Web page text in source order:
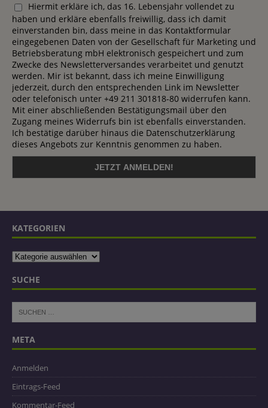
Hiermit erkläre ich, das 16. Lebensjahr vollendet zu
haben und erkläre ebenfalls freiwillig, dass ich damit
einverstanden bin, dass meine in das Kontaktformular
eingegebenen Daten von der Gesellschaft für Marketing und
Betriebsberatung mbH elektronisch gespeichert und zum
Zwecke des Newsletterversandes verarbeitet und genutzt
werden. Mir ist bekannt, dass ich meine Einwilligung
jederzeit, durch den entsprechenden Link im Newsletter
oder telefonisch unter +49 211 301818-80 widerrufen kann.
Mit einer abschließenden Bestätigungsmail über den
Zugang meines Widerrufs bin ist ebenfalls einverstanden.
Ich bestätige darüber hinaus die Datenschutzerklärung
dieses Angebots zur Kenntnis genommen zu haben.
KATEGORIEN
SUCHE
META
Anmelden
Eintrags-Feed
Kommentar-Feed